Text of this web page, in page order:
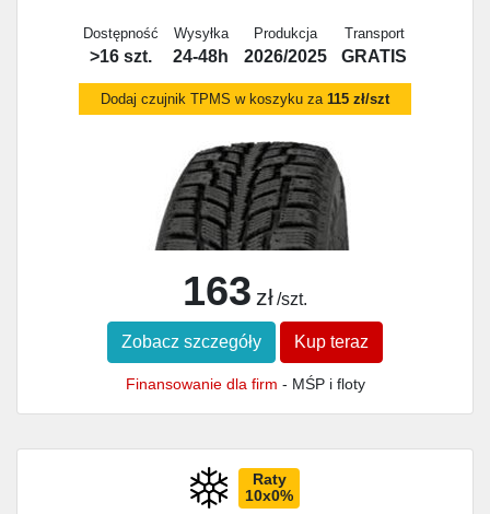
Dostępność
>16 szt.
Wysyłka
24-48h
Produkcja
2026/2025
Transport
GRATIS
Dodaj czujnik TPMS w koszyku za 115 zł/szt
163 zł /szt.
Zobacz szczegóły Kup teraz
Finansowanie dla firm - MŚP i floty
Raty
10x0%